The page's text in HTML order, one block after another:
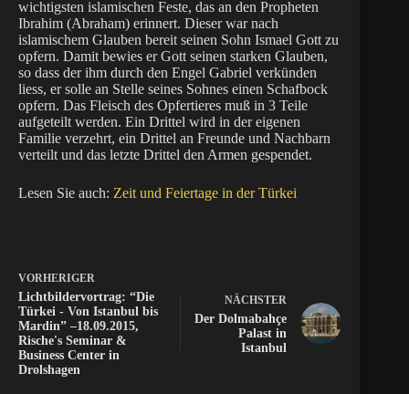
wichtigsten islamischen Feste, das an den Propheten
Ibrahim (Abraham) erinnert. Dieser war nach
islamischem Glauben bereit seinen Sohn Ismael Gott zu
opfern. Damit bewies er Gott seinen starken Glauben,
so dass der ihm durch den Engel Gabriel verkünden
liess, er solle an Stelle seines Sohnes einen Schafbock
opfern. Das Fleisch des Opfertieres muß in 3 Teile
aufgeteilt werden. Ein Drittel wird in der eigenen
Familie verzehrt, ein Drittel an Freunde und Nachbarn
verteilt und das letzte Drittel den Armen gespendet.
Lesen Sie auch: Zeit und Feiertage in der Türkei
VORHERIGER
Lichtbildervortrag: “Die
Türkei - Von Istanbul bis
Mardin” –18.09.2015,
Rische's Seminar &
Business Center in
Drolshagen
NÄCHSTER
Der Dolmabahçe
Palast in
Istanbul